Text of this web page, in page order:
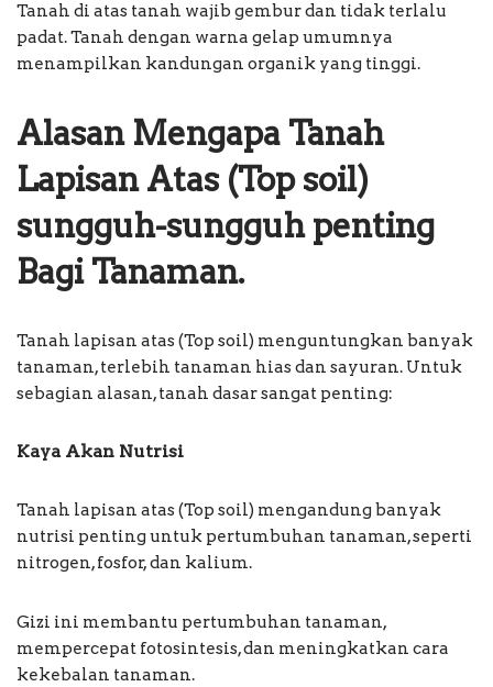
Tanah di atas tanah wajib gembur dan tidak terlalu
padat. Tanah dengan warna gelap umumnya
menampilkan kandungan organik yang tinggi.
Alasan Mengapa Tanah
Lapisan Atas (Top soil)
sungguh-sungguh penting
Bagi Tanaman.
Tanah lapisan atas (Top soil) menguntungkan banyak
tanaman, terlebih tanaman hias dan sayuran. Untuk
sebagian alasan, tanah dasar sangat penting:
Kaya Akan Nutrisi
Tanah lapisan atas (Top soil) mengandung banyak
nutrisi penting untuk pertumbuhan tanaman, seperti
nitrogen, fosfor, dan kalium.
Gizi ini membantu pertumbuhan tanaman,
mempercepat fotosintesis, dan meningkatkan cara
kekebalan tanaman.